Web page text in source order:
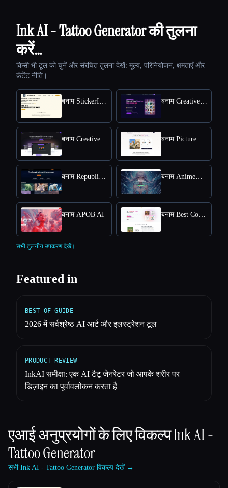
Ink AI - Tattoo Generator की तुलना
करें…
किसी भी टूल को चुनें और संरचित तुलना देखें: मूल्य, परिनियोजन, क्षमताएँ और
कंटेंट नीति।
बनाम StickerIt.AI बनाम CreativePixel
बनाम Creative Fabrica बनाम Picture to Drawing
बनाम Republiclabs.ai बनाम AnimeGenius
बनाम APOB AI बनाम Best Coloring Pages AI
सभी तुलनीय उपकरण देखें।
Featured in
BEST-OF GUIDE
2026 में सर्वश्रेष्ठ AI आर्ट और इलस्ट्रेशन टूल
PRODUCT REVIEW
InkAI समीक्षा: एक AI टैटू जेनरेटर जो आपके शरीर पर
डिज़ाइन का पूर्वावलोकन करता है
एआई अनुप्रयोगों के लिए विकल्पInk AI -
Tattoo Generator
सभी Ink AI - Tattoo Generator विकल्प देखें →